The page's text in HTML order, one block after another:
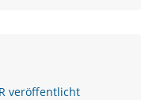
veröffentlicht